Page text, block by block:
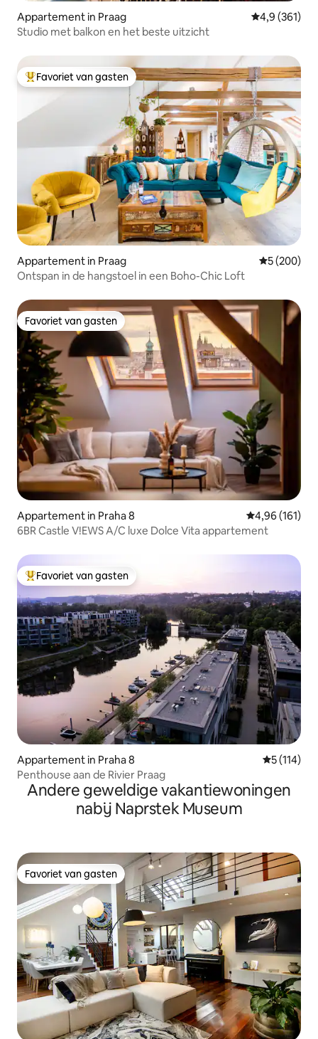
Appartement in Praag Gemiddelde
4,9 (361)
Studio met balkon en het beste uitzicht
Topfavoriet van gasten
Favoriet van gasten
Appartement in Praag
5 (200)
Ontspan in de hangstoel in een Boho-Chic Loft
Favoriet van gasten
Favoriet van gasten
Appartement in Praha 8 Gemiddelde
4,96 (161)
6BR Castle V!EWS A/C luxe Dolce Vita appartement
Topfavoriet van gasten
Favoriet van gasten
Appartement in Praha 8
5 (114)
Penthouse aan de Rivier Praag
Andere geweldige vakantiewoningen
nabij Naprstek Museum
Favoriet van gasten
Favoriet van gasten